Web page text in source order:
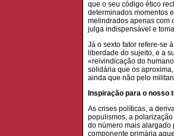
que o seu código ético
determinados momentos
melindrados apenas com
julga indispensável e
Já o sexto fator refere-se
liberdade do sujeito, e a
«reivindicação do
solidária que os
ainda que não pelo
Inspiração para o nosso
As crises políticas, a
populismos, a
do número mais alargado
componente primária